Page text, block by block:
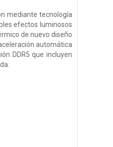
mediante tecnología
efectos luminosos
de nuevo diseño
automática
DDR5 que incluyen